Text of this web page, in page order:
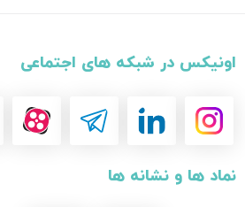
اونیکس در شبکه های اجتماعی
نماد ها و نشانه ها